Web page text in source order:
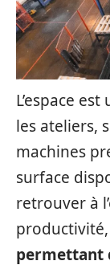
L’espace
les ateliers,
machines
surface
retrouver à
permettant